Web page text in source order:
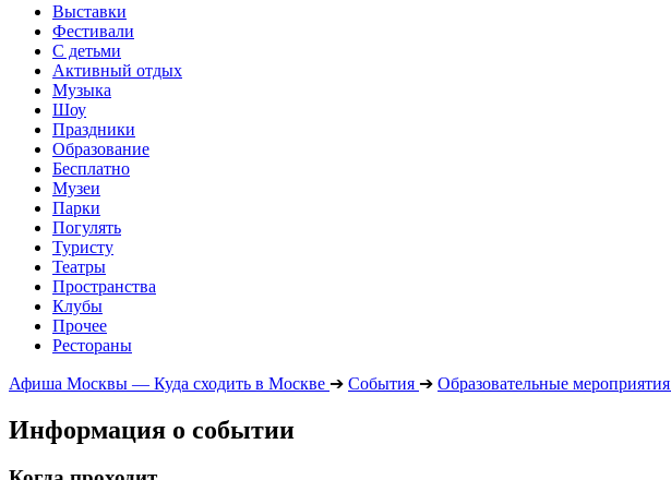
Выставки
Фестивали
С детьми
Активный отдых
Музыка
Шоу
Праздники
Образование
Бесплатно
Музеи
Парки
Погулять
Туристу
Театры
Пространства
Клубы
Прочее
Рестораны
Афиша Москвы — Куда сходить в Москве ➔ События ➔ Образовательные мероприятия
Информация о событии